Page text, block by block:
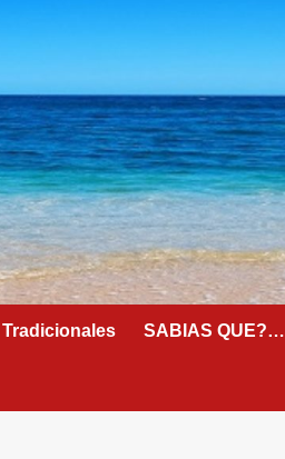
Tradicionales SABIAS QUE?…